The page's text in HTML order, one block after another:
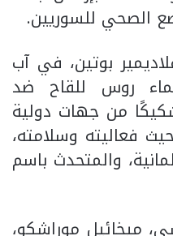
الصحي للسوريين.
بوتين، في آب
روس للقاح ضد
من جهات دولية
فعاليته وسلامته،
والمتحدث باسم
ميخائيل موراشكو،